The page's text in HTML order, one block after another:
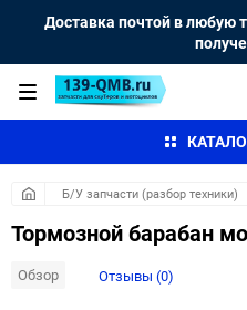
Доставка почтой в любую
Б/У запчасти (разбор техники)
Тормозной барабан
Обзор Отзывы (0)